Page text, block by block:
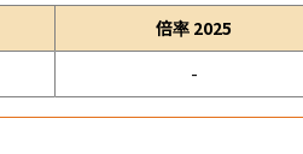
倍率 2025
-